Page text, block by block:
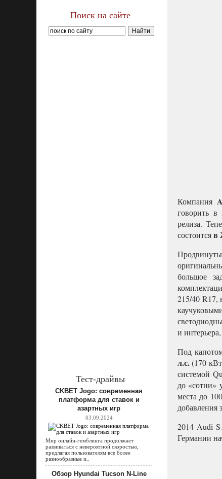
Поиск на сайте
Тест-драйвы
CKBET Jogo: современная
платформа для ставок и
азартных игр
03.09.2024
Мир онлайн-гемблинга продолжает
развиваться с невероятной скоростью,
предлагая пользователям все более
разнообразные и..
Обзор Hyundai Tucson N-Line
Компания
говорить в
релиза.
состоитсяв
большое
215/40 R17,
и
Под
л.с.(170
системой
до «сотни»
места до
добавления
2014 Audi
Германии